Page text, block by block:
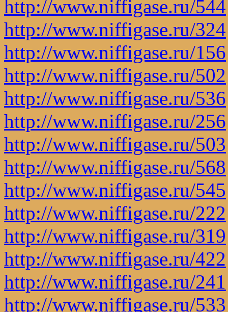
http://www.niffigase.ru/544
http://www.niffigase.ru/324
http://www.niffigase.ru/156
http://www.niffigase.ru/502
http://www.niffigase.ru/536
http://www.niffigase.ru/256
http://www.niffigase.ru/503
http://www.niffigase.ru/568
http://www.niffigase.ru/545
http://www.niffigase.ru/222
http://www.niffigase.ru/319
http://www.niffigase.ru/422
http://www.niffigase.ru/241
http://www.niffigase.ru/533